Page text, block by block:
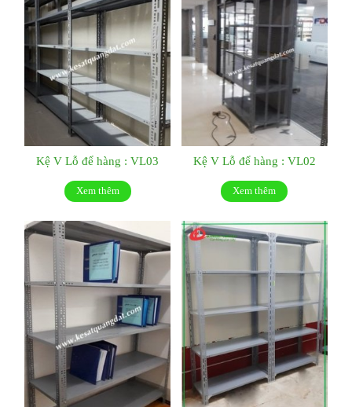
Kệ V Lỗ để hàng : VL03
Xem thêm
Kệ V Lỗ để hàng : VL02
Xem thêm